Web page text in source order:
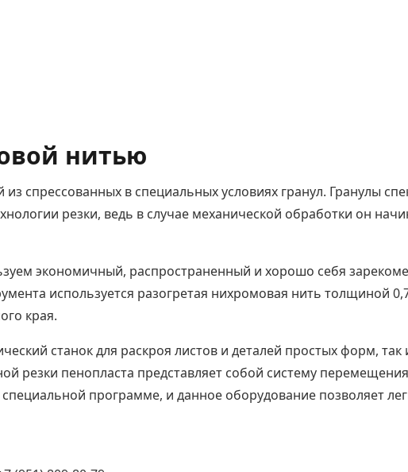
нитью
спрессованных в специальных условиях гранул. Гранулы
резки, ведь в случае механической обработки он
экономичный, распространенный и хорошо себя
используется разогретая нихромовая нить толщиной
края.
станок для раскроя листов и деталей простых форм,
резки пенопласта представляет собой систему
программе, и данное оборудование позволяет